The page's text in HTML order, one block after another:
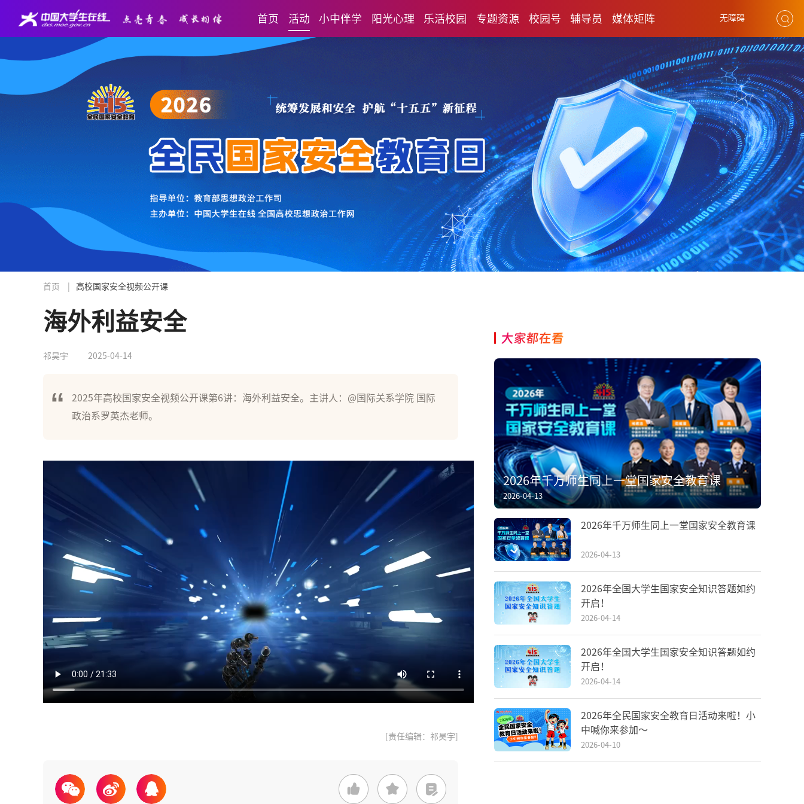
首页 活动 小中伴学 阳光心理 乐活校园 专题资源 校园号 辅导员 媒体矩阵 无障碍
首页 高校国家安全视频公开课
海外利益安全
祁昊宇 2025-04-14
2025年高校国家安全视频公开课第6讲：海外利益安全。主讲人：@国际关系学院 国际
政治系罗英杰老师。
[责任编辑：祁昊宇]
大家都在看
2026年千万师生同上一堂国家安全教育课
2026-04-13
2026年千万师生同上一堂国家安全教育课
2026-04-13
2026年全国大学生国家安全知识答题如约
开启！
2026-04-14
2026年全国大学生国家安全知识答题如约
开启！
2026-04-14
2026年全民国家安全教育日活动来啦！小
中喊你来参加～
2026-04-10